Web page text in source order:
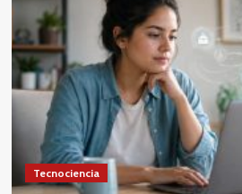
Tecnociencia